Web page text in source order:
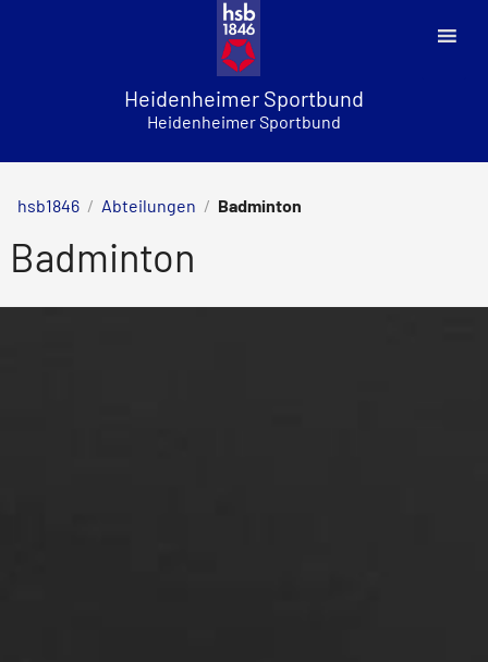
Heidenheimer Sportbund
Heidenheimer Sportbund
hsb1846 / Abteilungen / Badminton
Badminton